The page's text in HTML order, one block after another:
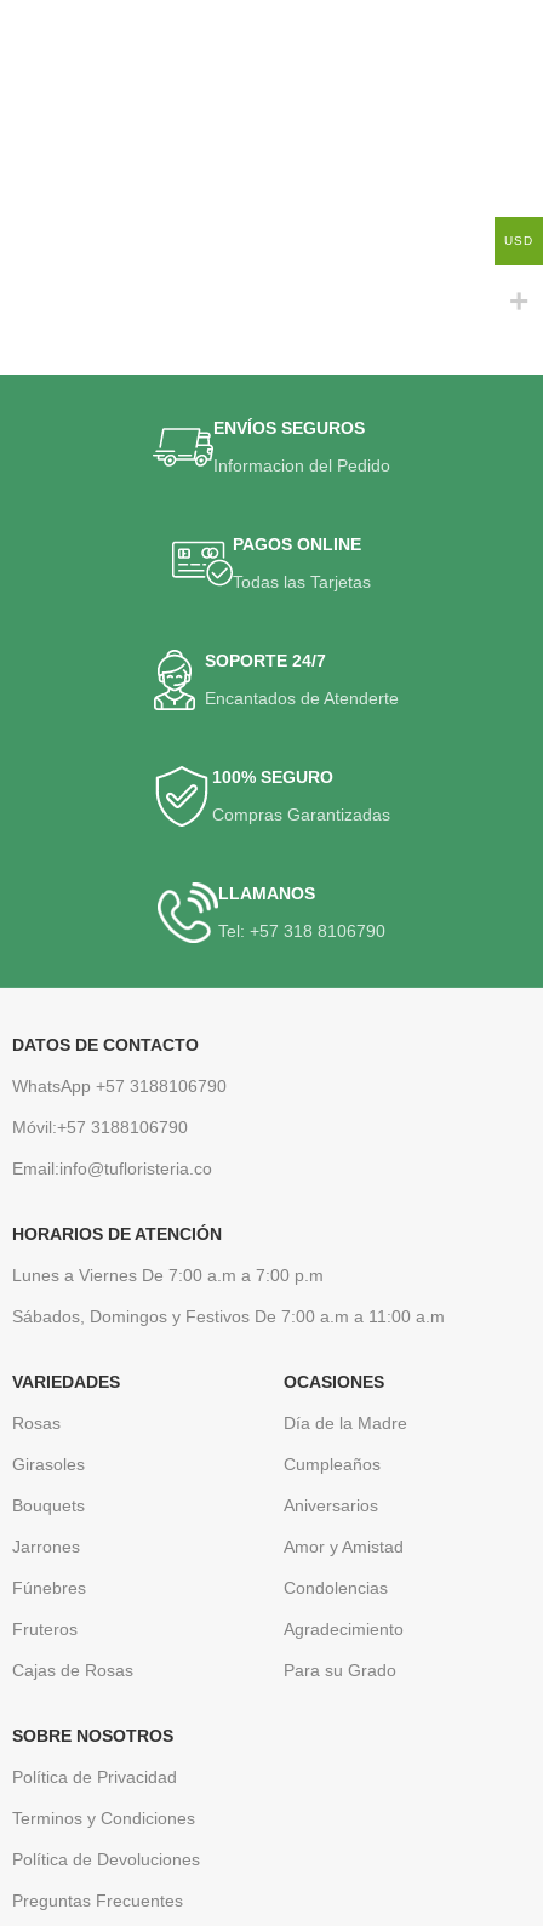
ENVÍOS SEGUROS
Informacion del Pedido
PAGOS ONLINE
Todas las Tarjetas
SOPORTE 24/7
Encantados de Atenderte
100% SEGURO
Compras Garantizadas
LLAMANOS
Tel: +57 318 8106790
DATOS DE CONTACTO
WhatsApp +57 3188106790
Móvil:+57 3188106790
Email:info@tufloristeria.co
HORARIOS DE ATENCIÓN
Lunes a Viernes De 7:00 a.m a 7:00 p.m
Sábados, Domingos y Festivos De 7:00 a.m a 11:00 a.m
VARIEDADES
Rosas
Girasoles
Bouquets
Jarrones
Fúnebres
Fruteros
Cajas de Rosas
OCASIONES
Día de la Madre
Cumpleaños
Aniversarios
Amor y Amistad
Condolencias
Agradecimiento
Para su Grado
SOBRE NOSOTROS
Política de Privacidad
Terminos y Condiciones
Política de Devoluciones
Preguntas Frecuentes
USD